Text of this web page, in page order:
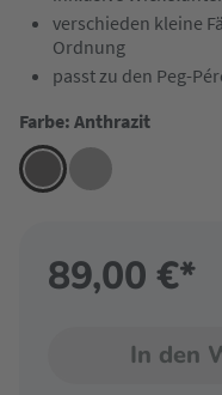
verschieden kleine
Ordnung
passt zu den Peg-
Farbe: Anthrazit
89,00 €*
In den